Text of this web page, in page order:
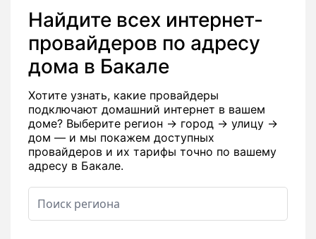
Найдите всех интернет-
провайдеров по адресу
дома в Бакале
Хотите узнать, какие провайдеры
подключают домашний интернет в вашем
доме? Выберите регион → город → улицу →
дом — и мы покажем доступных
провайдеров и их тарифы точно по вашему
адресу в Бакале.